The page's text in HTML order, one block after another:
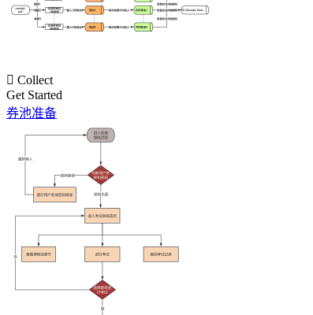
 Collect
Get Started
券池准备